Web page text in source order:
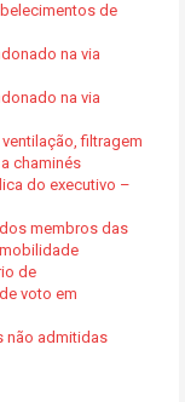
de
na via
na via
filtragem
chaminés
do executivo –
membros das
de
voto em
não admitidas